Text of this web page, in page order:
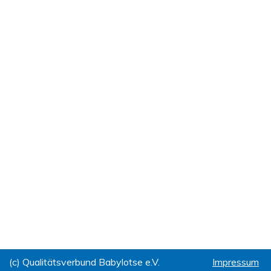
(c) Qualitätsverbund Babylotse e.V. Impressum